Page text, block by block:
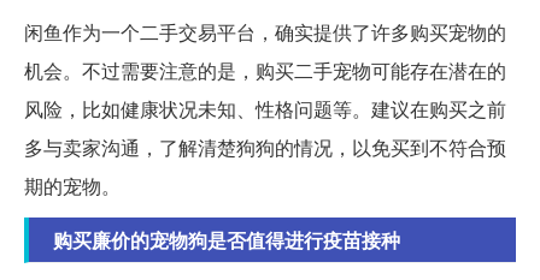
闲鱼作为一个二手交易平台，确实提供了许多购买宠物的
机会。不过需要注意的是，购买二手宠物可能存在潜在的
风险，比如健康状况未知、性格问题等。建议在购买之前
多与卖家沟通，了解清楚狗狗的情况，以免买到不符合预
期的宠物。
购买廉价的宠物狗是否值得进行疫苗接种